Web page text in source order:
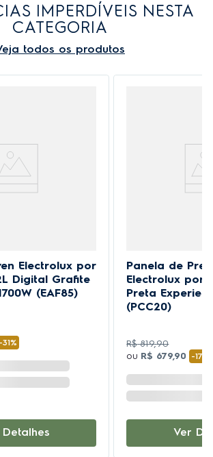
IMPERDÍVEIS NESTA
CATEGORIA
todos os produtos
Electrolux por
Digital Grafite
(EAF85)
-31%
Panela de
Electrolux por
Preta
(PCC20)
R$ 819,90
ou R$ 679,90 -17%
Ver